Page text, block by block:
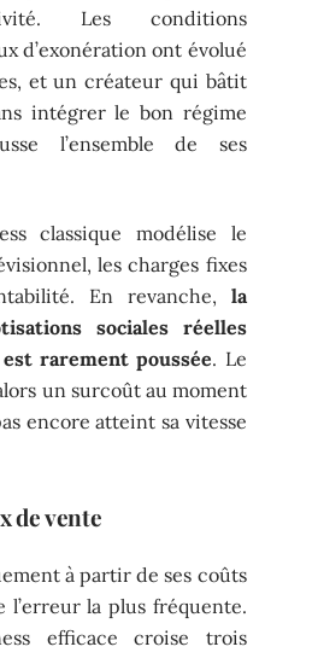
Les conditions
d’exonération ont évolué
et un créateur qui bâtit
intégrer le bon régime
l’ensemble de ses
classique modélise le
les charges fixes
En revanche, la
sociales réelles
rarement poussée. Le
un surcoût au moment
encore atteint sa vitesse
de vente
à partir de ses coûts
la plus fréquente.
efficace croise trois